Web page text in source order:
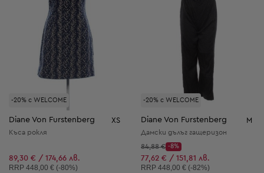
-20% с WELCOME
Diane Von Furstenberg XS
Къса рокля
89,30 € / 174,66 лв.
Препоръчителна цена:
RRP 448,00 € (-80%)
-20% с WELCOME
Diane Von Furstenberg M
Дамски дълъг гащеризон
Начална цена:
84,88 €
Discount Price:
-8%
Намалена цена:
77,62 € / 151,81 лв.
Препоръчителна цена:
RRP 448,00 € (-82%)